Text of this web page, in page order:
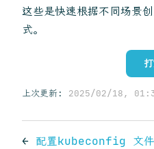
这些是快速根据不同场景
式。
上次更新: 2025/02/18,
← 配置kubeconfig 文